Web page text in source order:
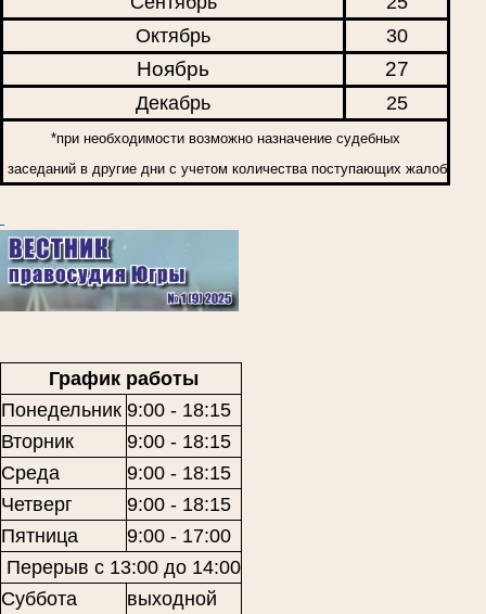
Октябрь
30
Ноябрь 27
Декабрь 25
*при необходимости возможно назначение судебных
заседаний в другие дни с учетом количества поступающих жалоб
График работы
Понедельник 9:00 - 18:15
Вторник
9:00 - 18:15
Среда
9:00 - 18:15
Четверг
9:00 - 18:15
Пятница
9:00 - 17:00
Перерыв с 13:00 до 14:00
Суббота
выходной